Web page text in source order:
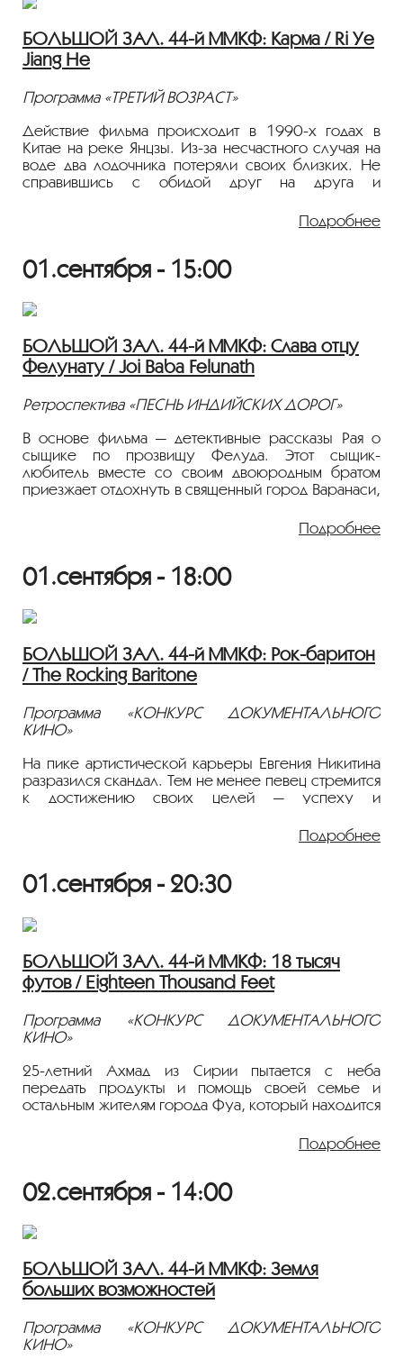
Фильм демонстрируется на языке оригинала с
русскими субтитрами.
БОЛЬШОЙ ЗАЛ. 44-й ММКФ: Карма / Ri Ye
Jiang He
Программа «ТРЕТИЙ ВОЗРАСТ»
Действие фильма происходит в 1990-х годах в
Китае на реке Янцзы. Из-за несчастного случая на
воде два лодочника потеряли своих близких. Не
справившись с обидой друг на друга и
поколениями, они отправляются в плавание, полное
2022, Драма, Китай, 18+
Режиссер: Чжэн Пэйкэ
В ролях: Фэн Цзямэй, Ляо Юйфэн, Тао Цзао
Фильм демонстрируется на языке оригинала с
русскими субтитрами.
Подробнее
01.сентября - 15:00
БОЛЬШОЙ ЗАЛ. 44-й ММКФ: Слава отцу
Фелунату / Joi Baba Felunath
Ретроспектива «ПЕСНЬ ИНДИЙСКИХ ДОРОГ»
В основе фильма — детективные рассказы Рая о
сыщике по прозвищу Фелуда. Этот сыщик-
любитель вместе со своим двоюродным братом
приезжает отдохнуть в священный город Варанаси,
украденной золотой статуи Ганеши — фамильной
ценности, переданной бывшим правителем Непала.
найти ключевые улики и разгадать тайну
пропавшего сокровища.
1979, Приключение, Криминальный, Семейный,
Режиссер: Сатьяджит Рай
В ролях: Сумитра Чаттерджи, Утпал Датт, Сантош
Баннерджи, Сатья Баннерджи, Бимал Чаттерджи,
Биплаб Чаттерджи, Молой Рой, Сантош Сингха
Фильм демонстрируется на языке оригинала с
русскими субтитрами.
Подробнее
01.сентября - 18:00
БОЛЬШОЙ ЗАЛ. 44-й ММКФ: Рок-баритон
/ The Rocking Baritone
Программа «КОНКУРС ДОКУМЕНТАЛЬНОГО
КИНО»
На пике артистической карьеры Евгения Никитина
разразился скандал. Тем не менее певец стремится
к достижению своих целей — успеху и
страстям в своей жизни — опере и тяжелому року.
Франция, 18+
Режиссер: Бертран Норман
Фильм демонстрируется на языке оригинала с
русскими субтитрами.
Подробнее
01.сентября - 20:30
БОЛЬШОЙ ЗАЛ. 44-й ММКФ: 18 тысяч
футов / Eighteen Thousand Feet
Программа «КОНКУРС ДОКУМЕНТАЛЬНОГО
КИНО»
25-летний Ахмад из Сирии пытается с неба
передать продукты и помощь своей семье и
остальным жителям города Фуа, который находится
Фильм демонстрируется на языке оригинала с
русскими субтитрами.
Подробнее
02.сентября - 14:00
БОЛЬШОЙ ЗАЛ. 44-й ММКФ: Земля
больших возможностей
Программа «КОНКУРС ДОКУМЕНТАЛЬНОГО
КИНО»